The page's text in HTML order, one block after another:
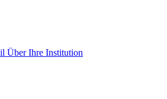
Über Ihre Institution